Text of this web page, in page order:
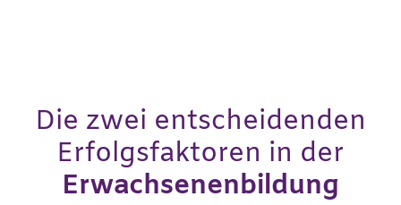
Die zwei entscheidenden
Erfolgsfaktoren in der
Erwachsenenbildung